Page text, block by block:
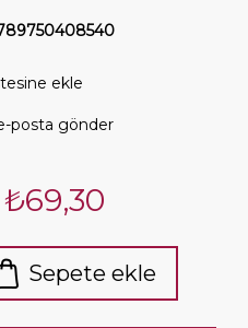
ekle
posta gönder
₺69,30
Sepete ekle